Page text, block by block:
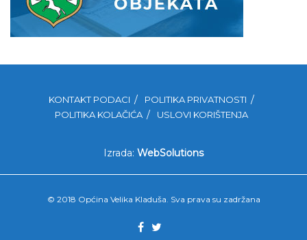
KONTAKT PODACI
POLITIKA PRIVATNOSTI
POLITIKA KOLAČIĆA
USLOVI KORIŠTENJA
Izrada: WebSolutions
© 2018 Općina Velika Kladuša. Sva prava su zadržana